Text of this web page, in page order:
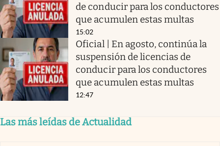
de conducir para los conductores
que acumulen estas multas
15:02
Oficial | En agosto, continúa la
suspensión de licencias de
conducir para los conductores
que acumulen estas multas
12:47
Las más leídas de Actualidad